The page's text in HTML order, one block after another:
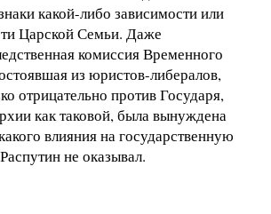
какой-либо зависимости или
Царской Семьи. Даже
комиссия Временного
из юристов-либералов,
отрицательно против Государя,
как таковой, была вынуждена
влияния на государственную
не оказывал.